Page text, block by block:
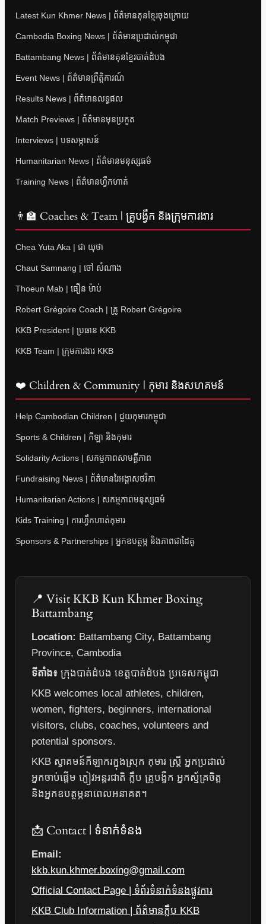
Latest Kun Khmer News | ព័ត៌មានគុនខ្មែរចុងក្រោយ
Cambodia Boxing News | ព័ត៌មានប្រដាល់កម្ពុជា
Battambang News | ព័ត៌មានគុនខ្មែរបាត់ដំបង
Event News | ព័ត៌មានព្រឹត្តិការណ៍
Results News | ព័ត៌មានលទ្ធផល
Match Previews | ព័ត៌មានមុនប្រកួត
Interviews | បទសម្ភាសន៍
Humanitarian News | ព័ត៌មានមនុស្សធម៌
Training News | ព័ត៌មានហ្វឹកហាត់
👨‍🏫 Coaches & Team | គ្រូបង្វឹក និងក្រុមការងារ
Chea Yuta Aka | ជា យុថា
Chaut Samnang | ចៅ សំណាង
Thoeun Mab | ធឿន ម៉ាប់
Robert Grégoire Coach | គ្រូ Robert Grégoire
KKB President | ប្រធាន KKB
KKB Team | ក្រុមការងារ KKB
❤️ Children & Community | កុមារ និងសហគមន៍
Help Cambodian Children | ជួយកុមារកម្ពុជា
Sports & Children | កីឡា និងកុមារ
Solidarity Actions | សកម្មភាពសាមគ្គីភាព
Fundraising News | ព័ត៌មានរៃអង្គាសថវិកា
Humanitarian Actions | សកម្មភាពមនុស្សធម៌
Kids Training | ការហ្វឹកហាត់កុមារ
Sponsors & Partnerships | អ្នកឧបត្ថម្ភ និងភាពជាដៃគូ
📍 Visit KKB Kun Khmer Boxing
Battambang
Location: Battambang City, Battambang
Province, Cambodia
ទីតាំង៖ ក្រុងបាត់ដំបង ខេត្តបាត់ដំបង ប្រទេសកម្ពុជា
KKB welcomes local athletes, children,
women, fighters, beginners, international
visitors, clubs, coaches, volunteers and
potential sponsors.
KKB ស្វាគមន៍កីឡាករក្នុងស្រុក កុមារ ស្ត្រី អ្នកប្រដាល់
អ្នកចាប់ផ្តើម ភ្ញៀវអន្តរជាតិ ក្លឹប គ្រូបង្វឹក អ្នកស្ម័គ្រចិត្ត
និងអ្នកឧបត្ថម្ភនាពេលអនាគត។
📩 Contact | ទំនាក់ទំនង
Email:
kkb.kun.khmer.boxing@gmail.com
Official Contact Page | ទំព័រទំនាក់ទំនងផ្លូវការ
KKB Club Information | ព័ត៌មានក្លឹប KKB